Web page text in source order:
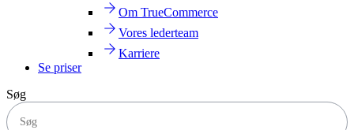
Om TrueCommerce
Vores lederteam
Karriere
Se priser
Søg